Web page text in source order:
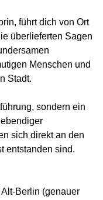
führt dich von Ort
überlieferten Sagen
Menschen und
Stadt.
sondern ein
sich direkt an den
entstanden sind.
Berlin (genauer